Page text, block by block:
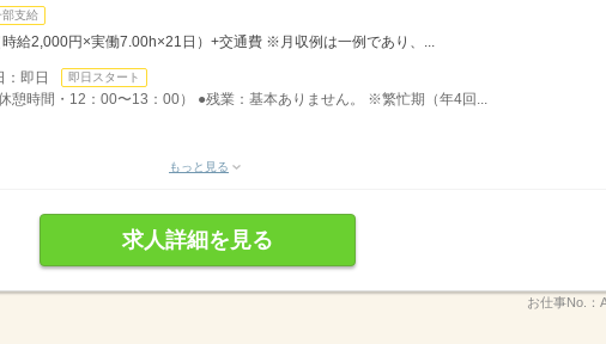
部支給
時給2,000円×実働7.00h×21日）+交通費 ※月収例は一例であり、...
即日 即日スタート
憩時間・12：00〜13：00） ●残業：基本ありません。 ※繁忙期（年4回...
もっと見る
求人詳細を見る
お仕事No.：